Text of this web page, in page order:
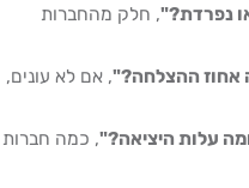
נפרדת?", חלק מהחברות
אחוז ההצלחה?", אם לא עונים,
עלות היציאה?", כמה חברות